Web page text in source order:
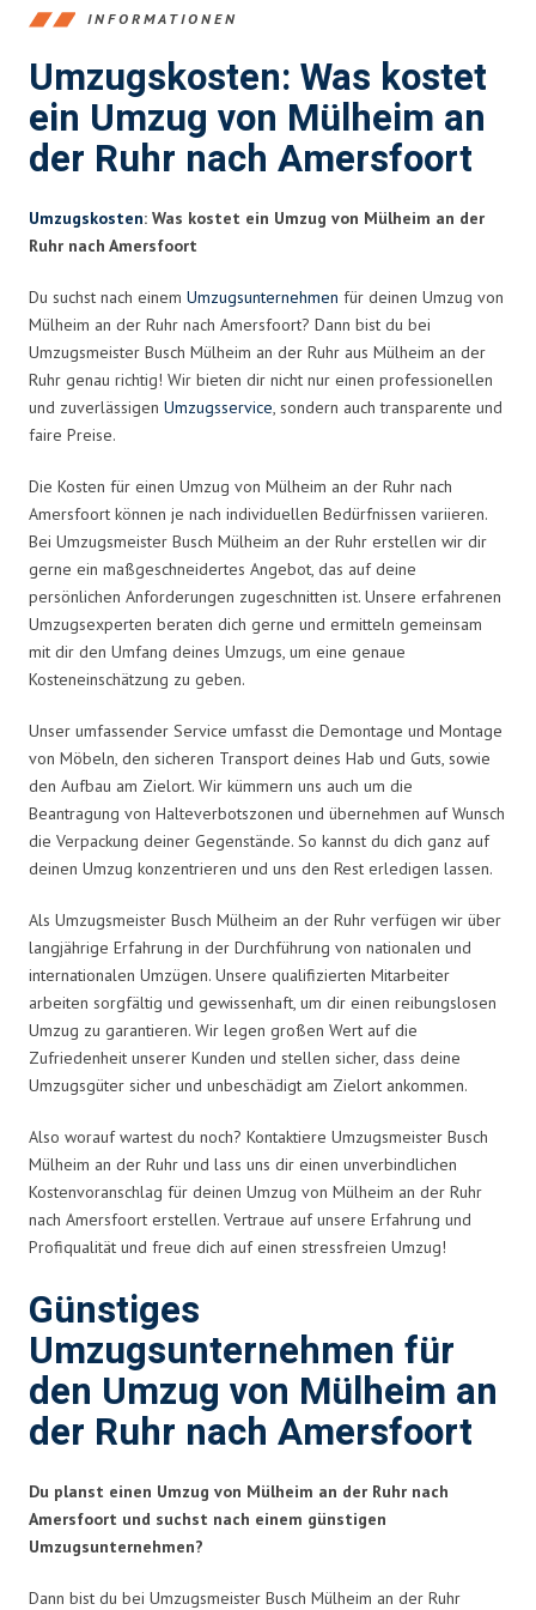
INFORMATIONEN
Umzugskosten: Was kostet
ein Umzug von Mülheim an
der Ruhr nach Amersfoort
Umzugskosten: Was kostet ein Umzug von Mülheim an der
Ruhr nach Amersfoort
Du suchst nach einem Umzugsunternehmen für deinen Umzug von
Mülheim an der Ruhr nach Amersfoort? Dann bist du bei
Umzugsmeister Busch Mülheim an der Ruhr aus Mülheim an der
Ruhr genau richtig! Wir bieten dir nicht nur einen professionellen
und zuverlässigen Umzugsservice, sondern auch transparente und
faire Preise.
Die Kosten für einen Umzug von Mülheim an der Ruhr nach
Amersfoort können je nach individuellen Bedürfnissen variieren.
Bei Umzugsmeister Busch Mülheim an der Ruhr erstellen wir dir
gerne ein maßgeschneidertes Angebot, das auf deine
persönlichen Anforderungen zugeschnitten ist. Unsere erfahrenen
Umzugsexperten beraten dich gerne und ermitteln gemeinsam
mit dir den Umfang deines Umzugs, um eine genaue
Kosteneinschätzung zu geben.
Unser umfassender Service umfasst die Demontage und Montage
von Möbeln, den sicheren Transport deines Hab und Guts, sowie
den Aufbau am Zielort. Wir kümmern uns auch um die
Beantragung von Halteverbotszonen und übernehmen auf Wunsch
die Verpackung deiner Gegenstände. So kannst du dich ganz auf
deinen Umzug konzentrieren und uns den Rest erledigen lassen.
Als Umzugsmeister Busch Mülheim an der Ruhr verfügen wir über
langjährige Erfahrung in der Durchführung von nationalen und
internationalen Umzügen. Unsere qualifizierten Mitarbeiter
arbeiten sorgfältig und gewissenhaft, um dir einen reibungslosen
Umzug zu garantieren. Wir legen großen Wert auf die
Zufriedenheit unserer Kunden und stellen sicher, dass deine
Umzugsgüter sicher und unbeschädigt am Zielort ankommen.
Also worauf wartest du noch? Kontaktiere Umzugsmeister Busch
Mülheim an der Ruhr und lass uns dir einen unverbindlichen
Kostenvoranschlag für deinen Umzug von Mülheim an der Ruhr
nach Amersfoort erstellen. Vertraue auf unsere Erfahrung und
Profiqualität und freue dich auf einen stressfreien Umzug!
Günstiges
Umzugsunternehmen für
den Umzug von Mülheim an
der Ruhr nach Amersfoort
Du planst einen Umzug von Mülheim an der Ruhr nach
Amersfoort und suchst nach einem günstigen
Umzugsunternehmen?
Dann bist du bei Umzugsmeister Busch Mülheim an der Ruhr